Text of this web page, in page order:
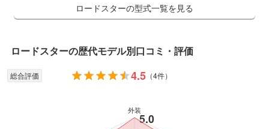
ロードスターの型式一覧を見る
ロードスターの歴代モデル別口コミ・評価
総合評価 4.5 （4件）
外装
5.0